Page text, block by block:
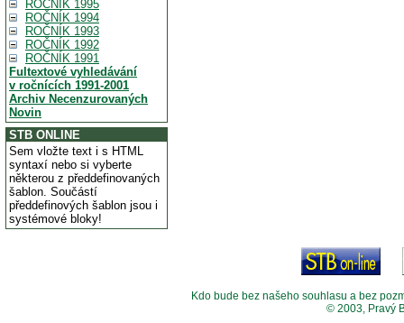
ROČNÍK 1995
ROČNÍK 1994
ROČNÍK 1993
ROČNÍK 1992
ROČNÍK 1991
Fultextové vyhledávání
v ročnících 1991-2001
Archiv Necenzurovaných
Novin
STB ONLINE
Sem vložte text i s HTML
syntaxí nebo si vyberte
některou z předdefinovaných
šablon. Součástí
předdefinových šablon jsou i
systémové bloky!
Kdo bude bez našeho souhlasu a bez
© 2003, Pravý